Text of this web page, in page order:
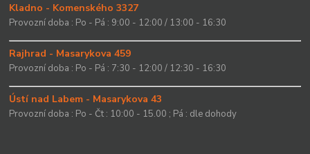
Kladno - Komenského 3327
Provozní doba : Po - Pá : 9:00 - 12:00 / 13:00 - 16:30
Rajhrad - Masarykova 459
Provozní doba : Po - Pá : 7:30 - 12:00 / 12:30 - 16:30
Ústí nad Labem - Masarykova 43
Provozní doba : Po - Čt : 10:00 - 15.00 ; Pá : dle dohody